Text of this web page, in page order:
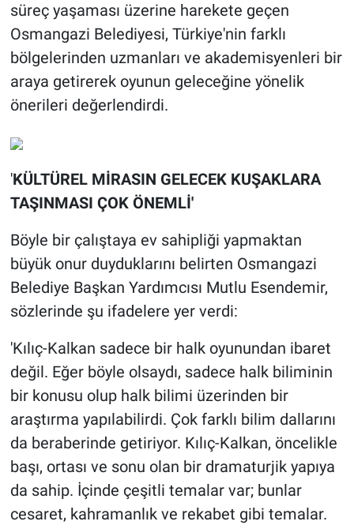
süreç yaşaması üzerine harekete geçen
Osmangazi Belediyesi, Türkiye'nin farklı
bölgelerinden uzmanları ve akademisyenleri bir
araya getirerek oyunun geleceğine yönelik
önerileri değerlendirdi.
'KÜLTÜREL MİRASIN GELECEK KUŞAKLARA
TAŞINMASI ÇOK ÖNEMLİ'
Böyle bir çalıştaya ev sahipliği yapmaktan
büyük onur duyduklarını belirten Osmangazi
Belediye Başkan Yardımcısı Mutlu Esendemir,
sözlerinde şu ifadelere yer verdi:
'Kılıç-Kalkan sadece bir halk oyunundan ibaret
değil. Eğer böyle olsaydı, sadece halk biliminin
bir konusu olup halk bilimi üzerinden bir
araştırma yapılabilirdi. Çok farklı bilim dallarını
da beraberinde getiriyor. Kılıç-Kalkan, öncelikle
başı, ortası ve sonu olan bir dramaturjik yapıya
da sahip. İçinde çeşitli temalar var; bunlar
cesaret, kahramanlık ve rekabet gibi temalar.